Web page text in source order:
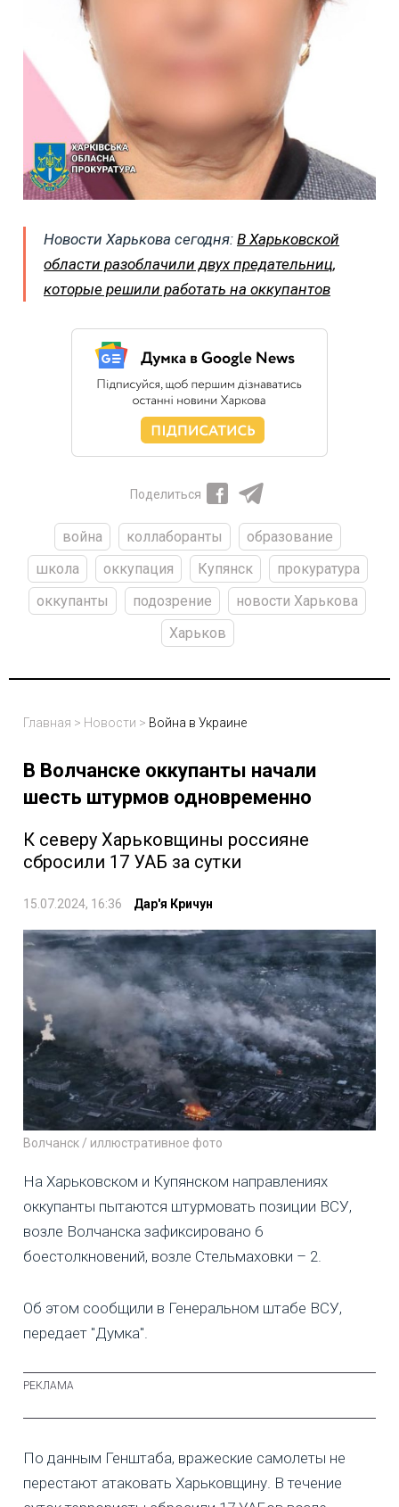
Новости Харькова сегодня: В Харьковской
области разоблачили двух предательниц,
которые решили работать на оккупантов
Поделиться
война коллаборанты
образование
школа
оккупация Купянск
прокуратура
оккупанты
подозрение
новости Харькова
Харьков
Главная > Новости > Война в Украине
В Волчанске оккупанты начали
шесть штурмов одновременно
К северу Харьковщины россияне
сбросили 17 УАБ за сутки
15.07.2024, 16:36 Дар'я Кричун
Волчанск / иллюстративное фото
На Харьковском и Купянском направлениях
оккупанты пытаются штурмовать позиции ВСУ,
возле Волчанска зафиксировано 6
боестолкновений, возле Стельмаховки – 2.
Об этом сообщили в Генеральном штабе ВСУ,
передает "Думка".
По данным Генштаба, вражеские самолеты не
перестают атаковать Харьковщину. В течение